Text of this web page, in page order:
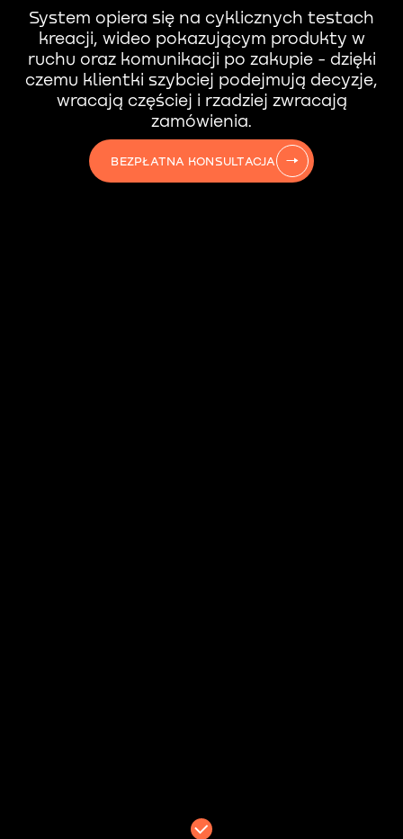
System opiera się na cyklicznych testach
kreacji, wideo pokazującym produkty w
ruchu oraz komunikacji po zakupie - dzięki
czemu klientki szybciej podejmują decyzje,
wracają częściej i rzadziej zwracają
zamówienia.
BEZPŁATNA KONSULTACJA